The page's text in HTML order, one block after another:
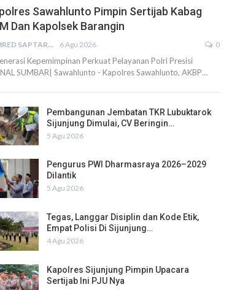
Sawahlunto Pimpin Sertijab Kabag
Dan Kapolsek Barangin
PEMRED SAPTARIUS 6 Agu 2026 0
Kepemimpinan Perkuat Pelayanan Polri Presisi
SUMBAR| Sawahlunto - Kapolres Sawahlunto, AKBP…
Pembangunan Jembatan TKR Lubuktarok
Sijunjung Dimulai, CV Beringin…
5 Agu 2026
Pengurus PWI Dharmasraya 2026–2029
Dilantik
5 Agu 2026
Tegas, Langgar Disiplin dan Kode Etik,
Empat Polisi Di Sijunjung…
4 Agu 2026
Kapolres Sijunjung Pimpin Upacara
Sertijab Ini PJU Nya